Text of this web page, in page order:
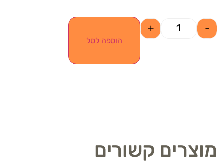
-
+
הוספה לסל
מוצרים קשורים